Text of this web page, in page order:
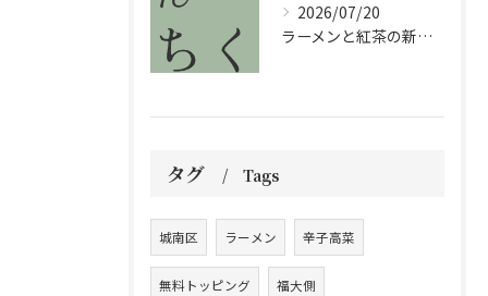
2026/07/20
ラーメンと紅茶の新体験で福岡県のグルメ旅を満喫する方法
タグ Tags
城南区 ラーメン 辛子高菜
無料トッピング 福大側